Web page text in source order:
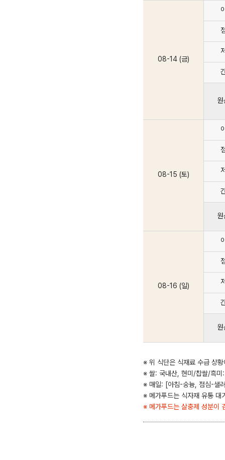
08-14 (금)
원
08-15 (토)
원
08-16 (일)
원
※ 위 식단은 식재료 수급 상
※ 쌀: 국내산, 현미/찹쌀/흑미
※ 매일: [아침-숭늉, 점심-샐
※ 메가푸드는 식자재 유통 대
※ 메가푸드는 살충제 성분이